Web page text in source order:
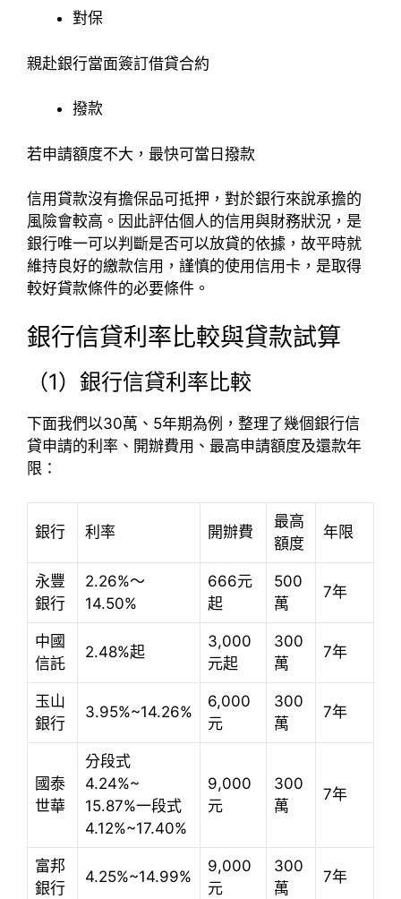
對保
親赴銀行當面簽訂借貸合約
撥款
若申請額度不大，最快可當日撥款
信用貸款沒有擔保品可抵押，對於銀行來說承擔的
風險會較高。因此評估個人的信用與財務狀況，是
銀行唯一可以判斷是否可以放貸的依據，故平時就
維持良好的繳款信用，謹慎的使用信用卡，是取得
較好貸款條件的必要條件。
銀行信貸利率比較與貸款試算
（1）銀行信貸利率比較
下面我們以30萬、5年期為例，整理了幾個銀行信
貸申請的利率、開辦費用、最高申請額度及還款年
限：
銀行 利率 開辦費
最高
額度
年限
永豐
銀行
2.26%～
14.50%
666元
起
500
萬
7年
中國
信託
2.48%起
3,000
元起
300
萬
7年
玉山
銀行
3.95%~14.26%
6,000
元
300
萬
7年
國泰
世華
分段式
4.24%~
15.87%一段式
4.12%~17.40%
9,000
元
300
萬
7年
富邦
銀行
4.25%~14.99%
9,000
元
300
萬
7年